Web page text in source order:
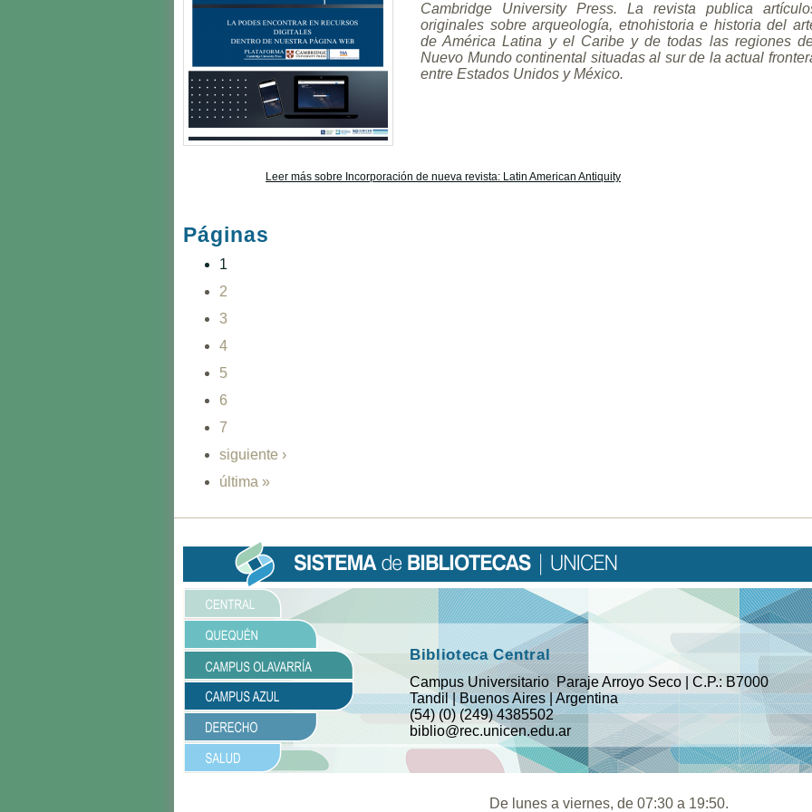
Cambridge University Press. La revista publica
originales sobre arqueología, etnohistoria e historia del
de América Latina y el Caribe y de todas las regiones
Nuevo Mundo continental situadas al sur de la actual
entre Estados Unidos y México.
Leer más sobre Incorporación de nueva revista: Latin American Antiquity
Páginas
1
2
3
4
5
6
7
siguiente ›
última »
Biblioteca Central
Campus Universitario  Paraje Arroyo Seco | C.P.: B7000
Tandil | Buenos Aires | Argentina
(54) (0) (249) 4385502
biblio@rec.unicen.edu.ar
De lunes a viernes, de 07:30 a 19:50.